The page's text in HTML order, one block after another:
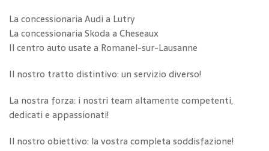
La concessionaria Audi a Lutry
La concessionaria Skoda a Cheseaux
Il centro auto usate a Romanel-sur-Lausanne
Il nostro tratto distintivo: un servizio diverso!
La nostra forza: i nostri team altamente competenti,
dedicati e appassionati!
Il nostro obiettivo: la vostra completa soddisfazione!